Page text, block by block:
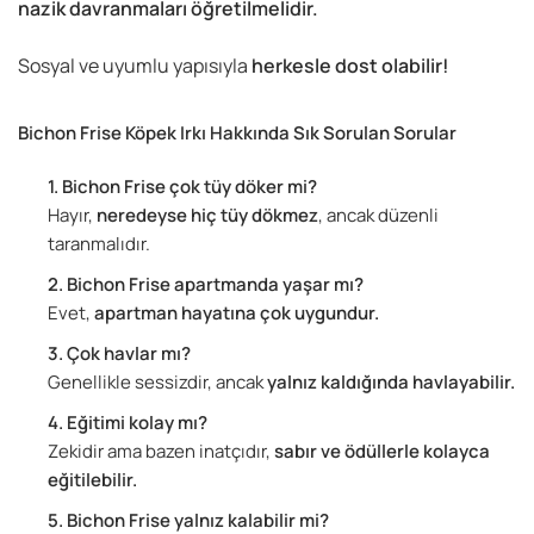
nazik davranmaları öğretilmelidir.
Sosyal ve uyumlu yapısıyla herkesle dost olabilir!
Bichon Frise Köpek Irkı Hakkında Sık Sorulan Sorular
Bichon Frise çok tüy döker mi?
Hayır, neredeyse hiç tüy dökmez, ancak düzenli
taranmalıdır.
Bichon Frise apartmanda yaşar mı?
Evet,apartman hayatına çok uygundur.
Çok havlar mı?
Genellikle sessizdir, ancakyalnız kaldığında havlayabilir.
Eğitimi kolay mı?
Zekidir ama bazen inatçıdır,sabır ve ödüllerle kolayca
eğitilebilir.
Bichon Frise yalnız kalabilir mi?